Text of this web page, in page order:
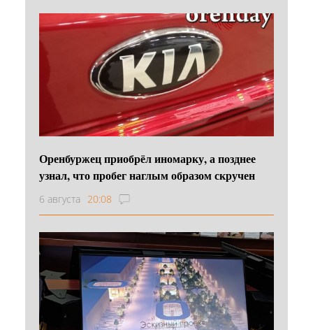
Оренбуржец приобрёл иномарку, а позднее
узнал, что пробег наглым образом скручен
6 августа 20:08